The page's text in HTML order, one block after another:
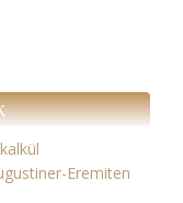
Eremiten